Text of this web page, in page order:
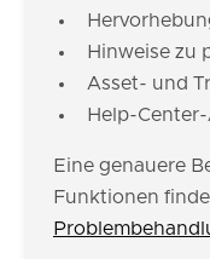
Hinweise zu
Asset- und
Help-
Eine genauere
Funktionen